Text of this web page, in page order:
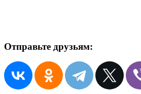
Отправьте друзьям: